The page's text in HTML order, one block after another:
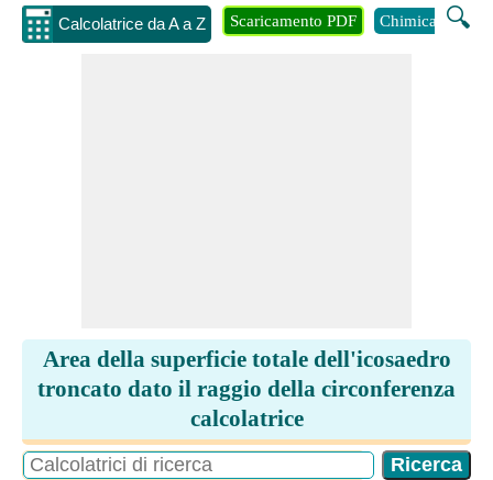
Calcolatrice da A a Z 🔍
Scaricamento PDF Chimica
Area della superficie totale dell'icosaedro
troncato dato il raggio della circonferenza
calcolatrice